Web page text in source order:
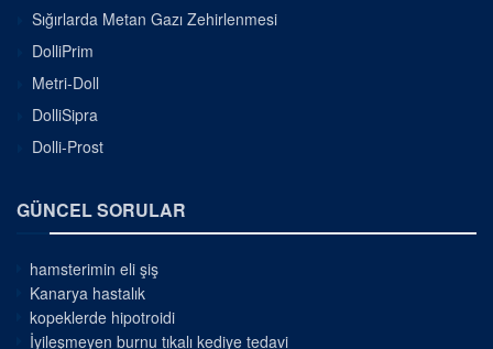
Sığırlarda Metan Gazı Zehirlenmesi
DolliPrim
Metri-Doll
DolliSipra
Dolli-Prost
GÜNCEL SORULAR
hamsterimin eli şiş
Kanarya hastalık
kopeklerde hipotroidi
İyileşmeyen burnu tıkalı kediye tedavi